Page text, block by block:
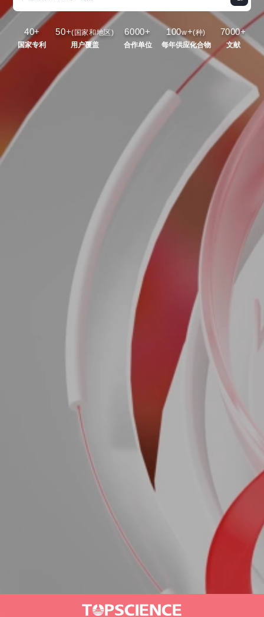
40+
国家专利
50+(国家和地区)
用户覆盖
6000+
合作单位
100w+(种)
每年供应化合物
7000+
文献